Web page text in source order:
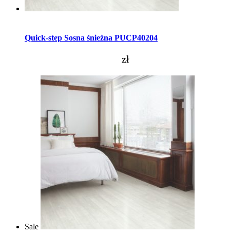
Quick-step Sosna śnieżna PUCP40204
zł
Sale